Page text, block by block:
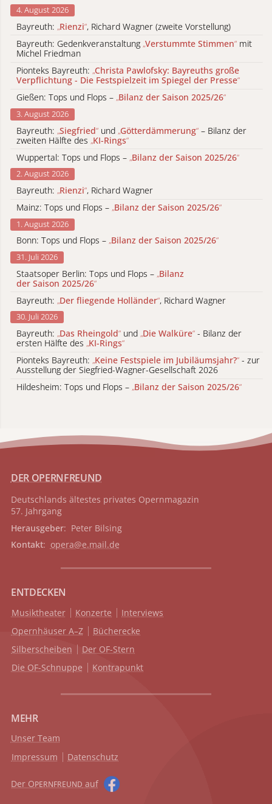
4. August 2026
Bayreuth: „Rienzi“, Richard Wagner (zweite Vorstellung)
Bayreuth: Gedenkveranstaltung „Verstummte Stimmen“ mit
Michel Friedman
Pionteks Bayreuth: „Christa Pawlofsky: Bayreuths große
Verpflichtung - Die Festspielzeit im Spiegel der Presse“
Gießen: Tops und Flops – „Bilanz der Saison 2025/26“
3. August 2026
Bayreuth: „Siegfried“ und „Götterdämmerung“ – Bilanz der
zweiten Hälfte des „KI-Rings“
Wuppertal: Tops und Flops – „Bilanz der Saison 2025/26“
2. August 2026
Bayreuth: „Rienzi“, Richard Wagner
Mainz: Tops und Flops – „Bilanz der Saison 2025/26“
1. August 2026
Bonn: Tops und Flops – „Bilanz der Saison 2025/26“
31. Juli 2026
Staatsoper Berlin: Tops und Flops – „Bilanz
der Saison 2025/26“
Bayreuth: „Der fliegende Holländer“, Richard Wagner
30. Juli 2026
Bayreuth: „Das Rheingold“ und „Die Walküre“ - Bilanz der
ersten Hälfte des „KI-Rings“
Pionteks Bayreuth: „Keine Festspiele im Jubiläumsjahr?“ - zur
Ausstellung der Siegfried-Wagner-Gesellschaft 2026
Hildesheim: Tops und Flops – „Bilanz der Saison 2025/26“
DER OPERNFREUND
Deutschlands ältestes privates Opernmagazin
57. Jahrgang
Herausgeber: Peter Bilsing
Kontakt: opera@e.mail.de
ENTDECKEN
Musiktheater Konzerte
Interviews
Opernhäuser A–Z
Bücherecke
Silberscheiben
Der OF-Stern
Die OF-Schnuppe
Kontrapunkt
MEHR
Unser Team
Impressum
Datenschutz
Der OPERNFREUND auf